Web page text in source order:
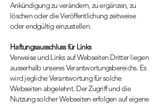
Ankündigung zu verändern, zu ergänzen, zu
löschen oder die Veröffentlichung zeitweise
oder endgültig einzustellen.
Haftungsausschluss für Links
Verweise und Links auf Webseiten Dritter liegen
ausserhalb unseres Verantwortungsbereichs. Es
wird jegliche Verantwortung für solche
Webseiten abgelehnt. Der Zugriff und die
Nutzung solcher Webseiten erfolgen auf eigene